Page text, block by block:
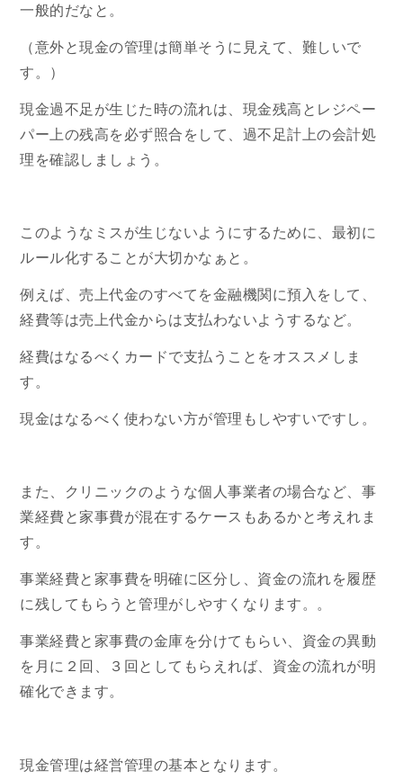
一般的だなと。
（意外と現金の管理は簡単そうに見えて、難しいで
す。）
現金過不足が生じた時の流れは、現金残高とレジペー
パー上の残高を必ず照合をして、過不足計上の会計処
理を確認しましょう。
このようなミスが生じないようにするために、最初に
ルール化することが大切かなぁと。
例えば、売上代金のすべてを金融機関に預入をして、
経費等は売上代金からは支払わないようするなど。
経費はなるべくカードで支払うことをオススメしま
す。
現金はなるべく使わない方が管理もしやすいですし。
また、クリニックのような個人事業者の場合など、事
業経費と家事費が混在するケースもあるかと考えれま
す。
事業経費と家事費を明確に区分し、資金の流れを履歴
に残してもらうと管理がしやすくなります。。
事業経費と家事費の金庫を分けてもらい、資金の異動
を月に２回、３回としてもらえれば、資金の流れが明
確化できます。
現金管理は経営管理の基本となります。